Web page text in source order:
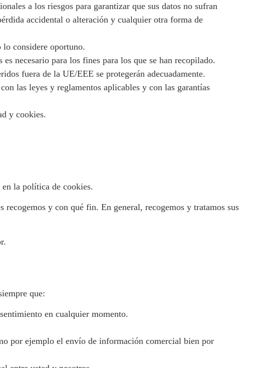
a los riesgos para garantizar que sus datos no sufran
accidental o alteración y cualquier otra forma de
lo considere oportuno.
necesario para los fines para los que se han recopilado.
fuera de la UE/EEE se protegerán adecuadamente.
las leyes y reglamentos aplicables y con las garantías
y cookies.
en la política de cookies.
y con qué fin. En general, recogemos y tratamos sus
que:
en cualquier momento.
por ejemplo el envío de información comercial bien por